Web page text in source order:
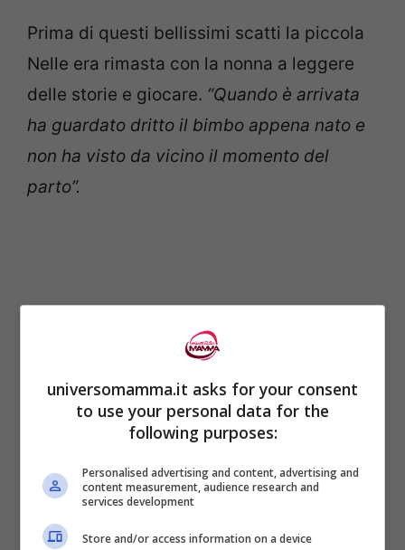
Prima di questi bellissimi scatti la piccola
Nelle era rimasta con la nonna a leggere
delle storie e giocare. “Quando è arrivata
ha guardato dritto il bimbo appena nato e
non ha visto da vicino il momento del
parto”.
universomamma.it asks for your consent
to use your personal data for the
following purposes:
Personalised advertising and content, advertising and
content measurement, audience research and
services development
Store and/or access information on a device